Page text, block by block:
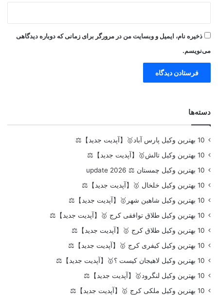
ذخیره نام، ایمیل و وبسایت من در مرورگر برای زمانی که دوباره دیدگاهی
می‌نویسم.
دسته‌ها
10 بهترین وکیل پارس آباد🥇【آپدیت جدید】⚖️
10 بهترین وکیل تالش🥇【آپدیت جدید】⚖️
10 بهترین وکیل چمستان ⚖️ update 2026
10 بهترین وکیل خلخال 🥇【آپدیت جدید】⚖️
10 بهترین وکیل شاهین شهر🥇【آپدیت جدید】⚖️
10 بهترین وکیل طلاق توافقی کرج 🥇【آپدیت جدید】⚖️
10 بهترین وکیل طلاق کرج 🥇【آپدیت جدید】⚖️
10 بهترین وکیل کیفری کرج 🥇【آپدیت جدید】⚖️
10 بهترین وکیل لاهیجان کیست ؟🥇【آپدیت جدید】⚖️
10 بهترین وکیل لنگرود🥇【آپدیت جدید】⚖️
10 بهترین وکیل ملکی کرج 🥇【آپدیت جدید】⚖️